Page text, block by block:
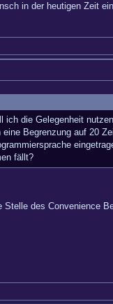
in der heutigen Zeit
ich die Gelegenheit
Begrenzung auf 20
fällt?
des Convenience